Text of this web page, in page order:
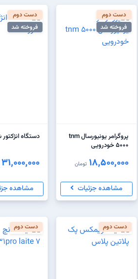
دست دوم
فروخته شد
پروگرامر یونیورسال tnm
5000 خودرویی
18,500,000 تومان
مشاهده جزئیات
دست دوم
فروخته شد
دستگاه
31,000,000
مشاهده
دست دوم دست دوم